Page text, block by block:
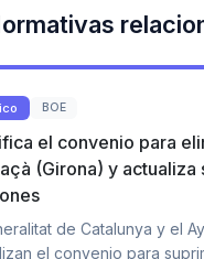
BOE
el convenio para
(Girona) y actualiza
de Catalunya y el
el convenio para